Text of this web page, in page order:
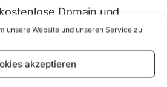
unsere Website und unseren Service zu
akzeptieren
Domain und
Bandbreite.
ein weiterer beliebter